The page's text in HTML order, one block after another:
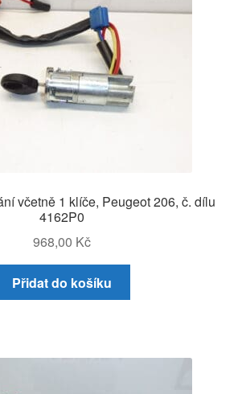
včetně 1 klíče, Peugeot 206, č. dílu
4162P0
968,00 Kč
Přidat do košíku